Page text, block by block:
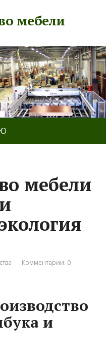
мебели
мебели
Комментарии: 0
и